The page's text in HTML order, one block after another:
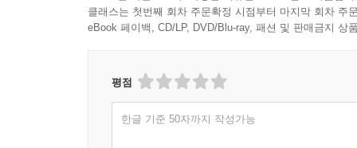
클래스는 첫번째 회차 주문확정 시점부터 마지막 회차 주
eBook 페이백, CD/LP, DVD/Blu-ray, 패션 및 판매금지 상
평점
한글 기준 50자까지 작성가능